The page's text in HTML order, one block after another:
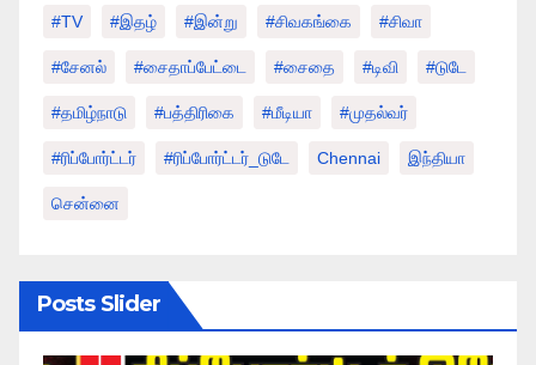
#TV #இதழ் #இன்று #சிவகங்கை #சிவா
#சேனல் #சைதாப்பேட்டை #சைதை #டிவி #டுடே
#தமிழ்நாடு #பத்திரிகை #மீடியா #முதல்வர்
#ரிப்போர்ட்டர் #ரிப்போர்ட்டர்_டுடே Chennai இந்தியா
சென்னை
Posts Slider